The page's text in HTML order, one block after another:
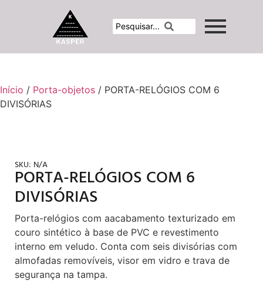
Início / Porta-objetos / PORTA-RELÓGIOS COM 6
DIVISÓRIAS
SKU: N/A
PORTA-RELÓGIOS COM 6
DIVISÓRIAS
Porta-relógios com aacabamento texturizado em
couro sintético à base de PVC e revestimento
interno em veludo. Conta com seis divisórias com
almofadas removíveis, visor em vidro e trava de
segurança na tampa.